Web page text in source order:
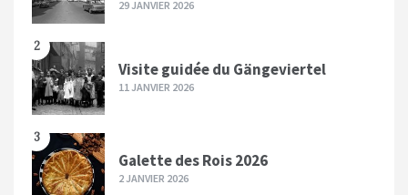
29 JANVIER 2026
2
Visite guidée du Gängeviertel
11 JANVIER 2026
3
Galette des Rois 2026
2 JANVIER 2026